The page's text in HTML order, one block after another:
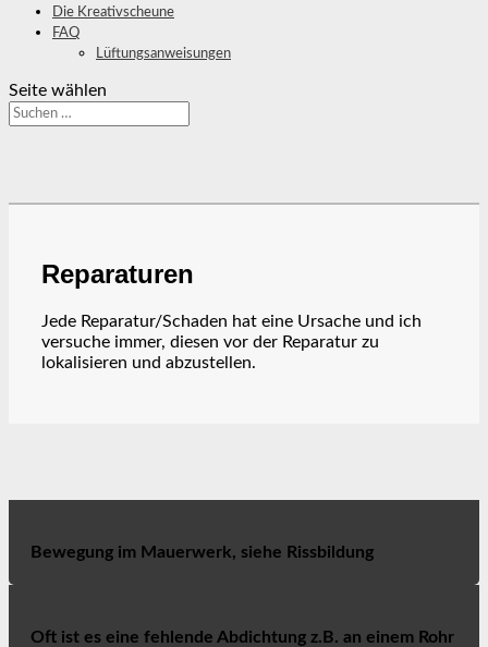
Die Kreativscheune
FAQ
Lüftungsanweisungen
Seite wählen
Reparaturen
Jede Reparatur/Schaden hat eine Ursache und ich
versuche immer, diesen vor der Reparatur zu
lokalisieren und abzustellen.
Bewegung im Mauerwerk, siehe Rissbildung
Oft ist es eine fehlende Abdichtung z.B. an einem Rohr